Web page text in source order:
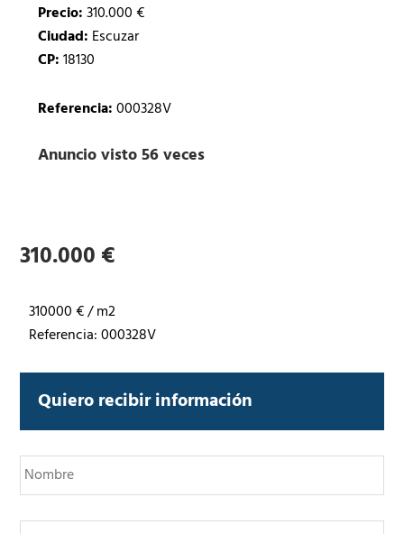
Precio:310.000 €
Ciudad: Escuzar
CP:18130
Referencia:000328V
Anuncio visto 56 veces
310.000 €
310000 € / m2
Referencia: 000328V
Quiero recibir información
N
o
m
r
T